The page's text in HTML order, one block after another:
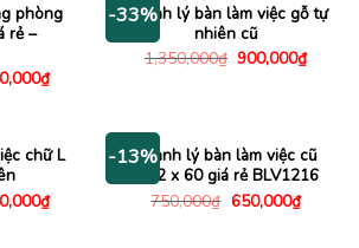
phòng
rẻ –
₫Giá
hiện
1,150,000₫.
-33%
Thanh lý bàn làm việc gỗ tự
nhiên cũ
1,350,000₫ Giá
900,000₫Giá
hiện
chữ L
₫Giá
hiện
-13%Thanh lý bàn làm việc cũ
1m2 x 60 giá rẻ BLV1216
750,000₫ Giá
650,000₫Giá
hiện